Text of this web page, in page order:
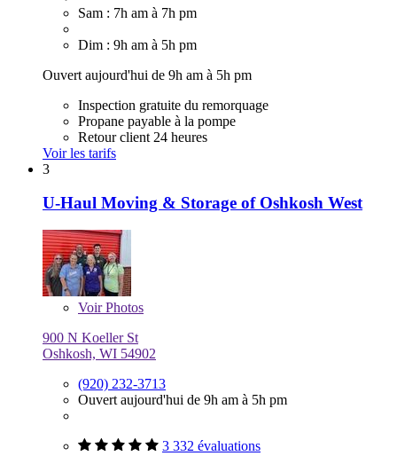
Sam : 7h am à 7h pm
Dim : 9h am à 5h pm
Ouvert aujourd'hui de 9h am à 5h pm
Inspection gratuite du remorquage
Propane payable à la pompe
Retour client 24 heures
Voir les tarifs
3
U-Haul Moving & Storage of Oshkosh West
VoirPhotos
900 N Koeller St
Oshkosh, WI 54902
(920) 232-3713
Ouvert aujourd'hui de 9h am à 5h pm
3 332 évaluations